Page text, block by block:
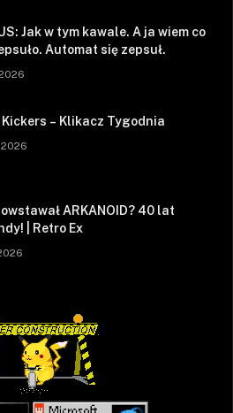
Jak w tym kawale. A ja wiem co
Automat się zepsuł.
Kickers – Klikacz Tygodnia
ARKANOID? 40 lat
| Retro Ex